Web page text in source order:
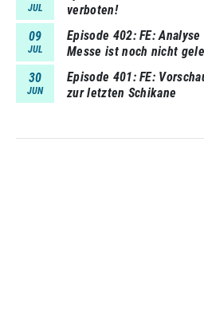
JUL
verboten!
09
JUL
Episode 402 FE:
Messe ist noch nicht
30
JUN
Episode 401 FE:
zur letzten Schikane